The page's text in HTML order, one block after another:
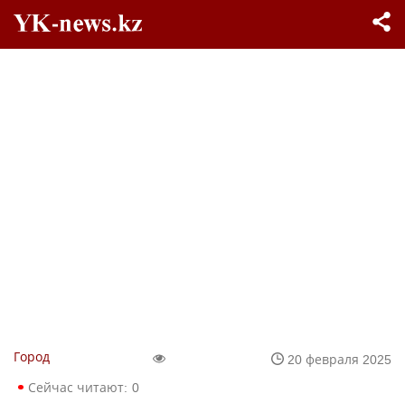
Город
20 февраля 2025
Сейчас читают: 0